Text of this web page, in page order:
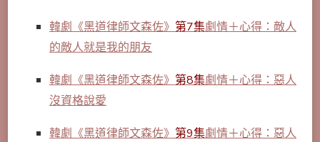
韓劇《黑道律師文森佐》 第7集劇情＋心得：敵人
的敵人就是我的朋友
韓劇《黑道律師文森佐》 第8集劇情＋心得：惡人
沒資格說愛
韓劇《黑道律師文森佐》 第9集劇情＋心得：惡人